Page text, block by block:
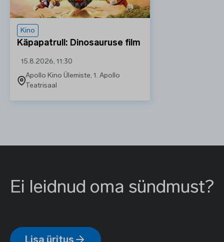
Kino
Käpapatrull: Dinosauruse film
15.8.2026, 11:30
Apollo Kino Ülemiste, 1. Apollo
Teatrisaal
Ei leidnud oma sündmust?
Lisa üritus